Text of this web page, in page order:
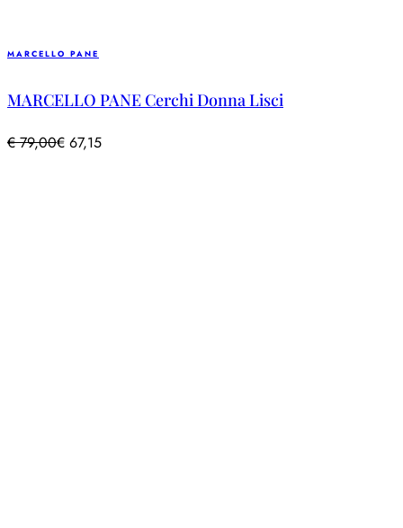
MARCELLO PANE
MARCELLO PANE Cerchi Donna Lisci
€79,00€ 67,15